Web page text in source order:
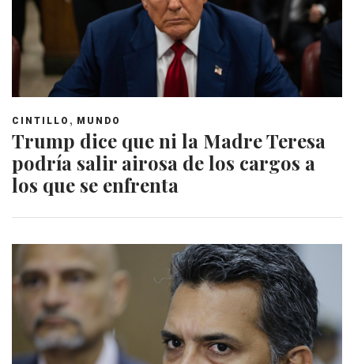
CINTILLO , MUNDO
Trump dice que ni la Madre Teresa
podría salir airosa de los cargos a
los que se enfrenta